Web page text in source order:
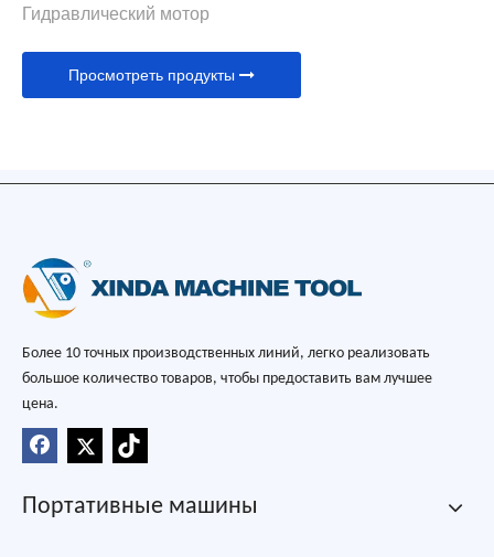
Гидравлический мотор
Просмотреть продукты
Более 10 точных производственных линий, легко реализовать
большое количество товаров, чтобы предоставить вам лучшее
цена.
Портативные машины